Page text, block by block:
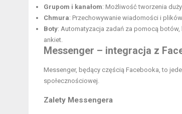
Grupom i kanałom: Możliwość tworzenia
Chmura: Przechowywanie wiadomości i
Boty: Automatyzacja zadań za pomocą
ankiet.
Messenger – integracja z
Messenger, będący częścią Facebooka, to
społecznościowej.
Zalety Messengera